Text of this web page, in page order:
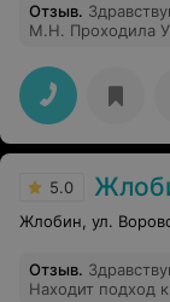
Отзыв.
М.Н. Проходила
этому началось
5.0
Жлобин, ул.
Отзыв.
Находит подход